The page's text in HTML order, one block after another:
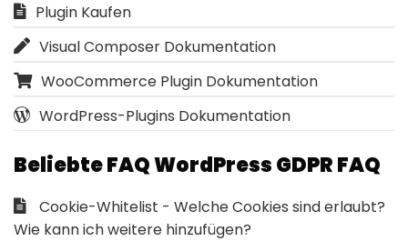
Plugin Kaufen
Visual Composer Dokumentation
WooCommerce Plugin Dokumentation
WordPress-Plugins Dokumentation
Beliebte FAQ WordPress GDPR FAQ
Cookie-Whitelist - Welche Cookies sind erlaubt?
Wie kann ich weitere hinzufügen?